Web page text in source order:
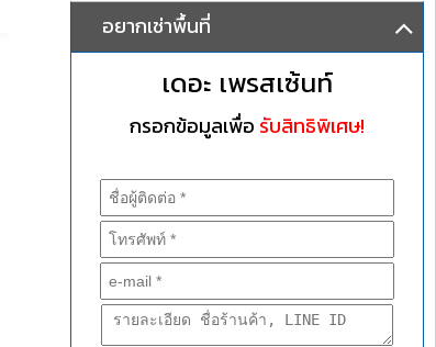
อยากเช่าพื้นที่
เดอะ เพรสเซ้นท์
กรอกข้อมูลเพื่อ รับสิทธิพิเศษ!